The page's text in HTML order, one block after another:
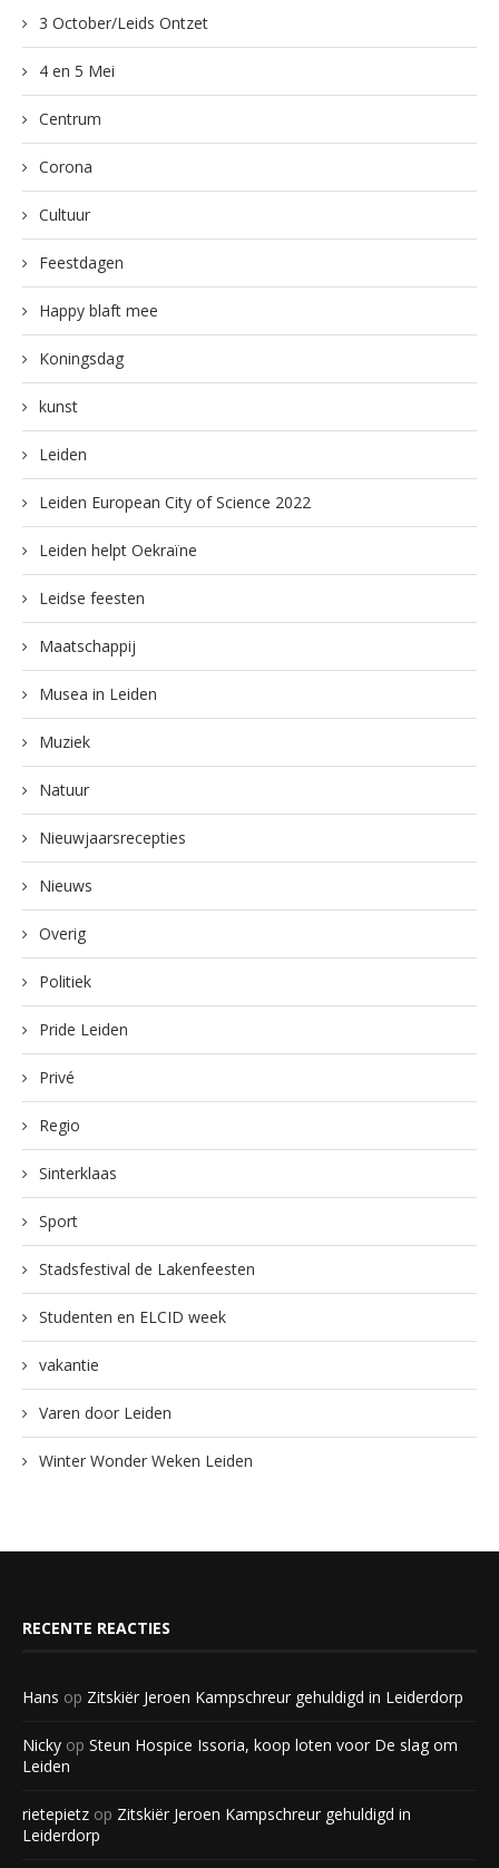
3 October/Leids Ontzet
4 en 5 Mei
Centrum
Corona
Cultuur
Feestdagen
Happy blaft mee
Koningsdag
kunst
Leiden
Leiden European City of Science 2022
Leiden helpt Oekraïne
Leidse feesten
Maatschappij
Musea in Leiden
Muziek
Natuur
Nieuwjaarsrecepties
Nieuws
Overig
Politiek
Pride Leiden
Privé
Regio
Sinterklaas
Sport
Stadsfestival de Lakenfeesten
Studenten en ELCID week
vakantie
Varen door Leiden
Winter Wonder Weken Leiden
RECENTE REACTIES
Hans op Zitskiër Jeroen Kampschreur gehuldigd in Leiderdorp
Nicky op Steun Hospice Issoria, koop loten voor De slag om
Leiden
rietepietz op Zitskiër Jeroen Kampschreur gehuldigd in
Leiderdorp